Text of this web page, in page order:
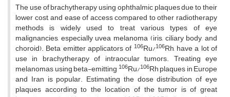
The use of brachytherapy using ophthalmic plaques due to their
lower cost, and ease of access compared to other radiotherapy
methods is widely used to treat various types of eye
malignancies, especially uvea melanoma (iris, ciliary body, and
choroid). Beta emitter applicators of 106Ru/106Rh, have a lot of
use in brachytherapy of intraocular tumors. Treating eye
melanomas using beta-emitting 106Ru/106Rh plaques in Europe
and Iran is popular. Estimating the dose distribution of eye
plaques according to the location of the tumor is of great